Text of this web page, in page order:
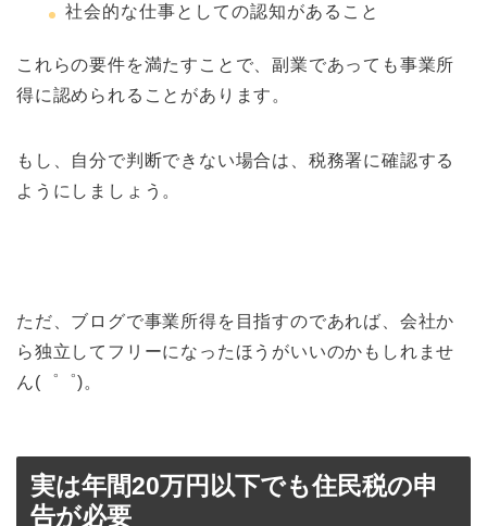
社会的な仕事としての認知があること
これらの要件を満たすことで、副業であっても事業所
得に認められることがあります。
もし、自分で判断できない場合は、税務署に確認する
ようにしましょう。
ただ、ブログで事業所得を目指すのであれば、会社か
ら独立してフリーになったほうがいいのかもしれませ
ん(゜゜)。
実は年間20万円以下でも住民税の申
告が必要